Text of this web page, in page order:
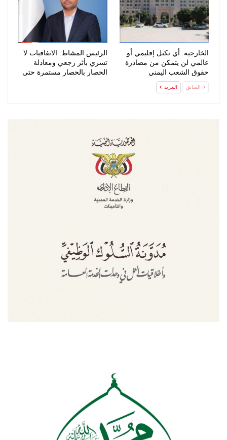
الخارجية: أي تكتل إقليمي أو
عالمي لن يتمكن من مصادرة
حقوق الشعب اليمني
المشروعة
الرئيس المشاط: الاتفاقيات لا
تسري بأثر رجعي ومعادلة
الحصار بالحصار مستمرة حتى
السابق المزيد